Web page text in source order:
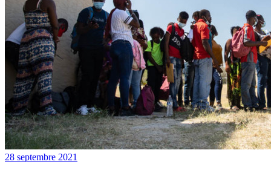
28 septembre 2021